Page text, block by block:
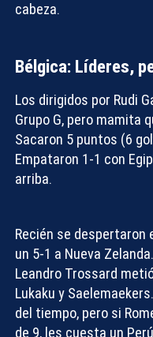
cabeza.
Bélgica: Líderes,
Los dirigidos por Rudi
Grupo G, pero mamita
Sacaron 5 puntos (6
Empataron 1-1 con
arriba.
Recién se despertaron
un 5-1 a Nueva
Leandro Trossard
Lukaku y
del tiempo, pero si
de 9, les cuesta un